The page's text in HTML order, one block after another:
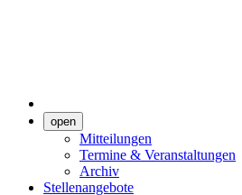
open
Mitteilungen
Termine & Veranstaltungen
Archiv
Stellenangebote